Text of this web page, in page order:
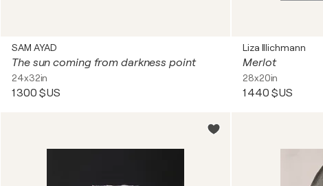
SAM AYAD
The sun coming from darkness point
24x32in
1 300 $US
Liza Illichmann
Merlot
28x20in
1 440 $US